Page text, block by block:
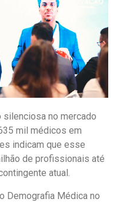
silenciosa no mercado
mil médicos em
indicam que esse
de profissionais até
atual.
Demografia Médica no